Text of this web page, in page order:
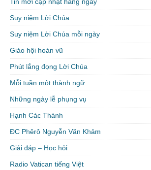
Tin mới cập nhật hàng ngày
Suy niệm Lời Chúa
Suy niệm Lời Chúa mỗi ngày
Giáo hội hoàn vũ
Phút lắng đọng Lời Chúa
Mỗi tuần một thành ngữ
Những ngày lễ phụng vụ
Hạnh Các Thánh
ĐC Phêrô Nguyễn Văn Khảm
Giải đáp – Học hỏi
Radio Vatican tiếng Việt